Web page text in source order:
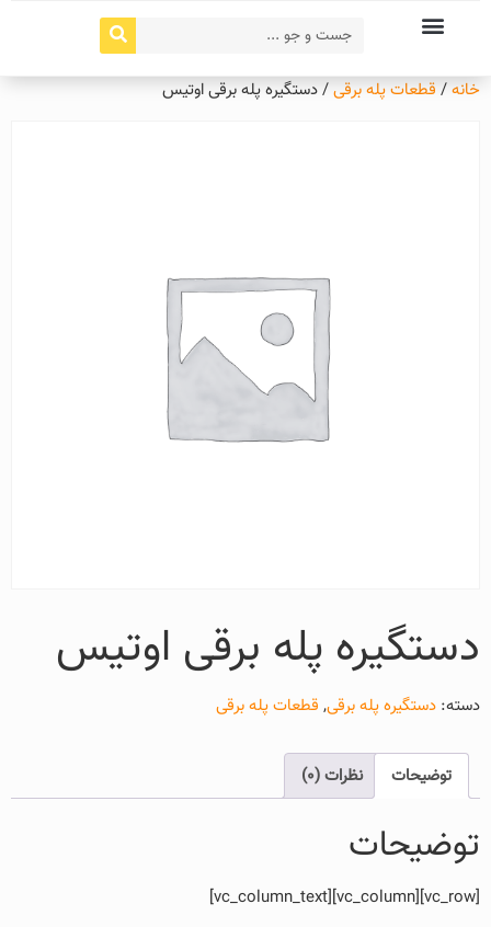
خانه/ قطعات پله برقی/ دستگیره پله برقی اوتیس
دستگیره پله برقی اوتیس
دسته: دستگیره پله برقی, قطعات پله برقی
توضیحات نظرات (0)
توضیحات
[vc_row][vc_column][vc_column_text]